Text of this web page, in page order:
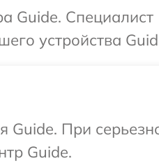
Guide. Специалист
устройства
Guide. При
Guide.